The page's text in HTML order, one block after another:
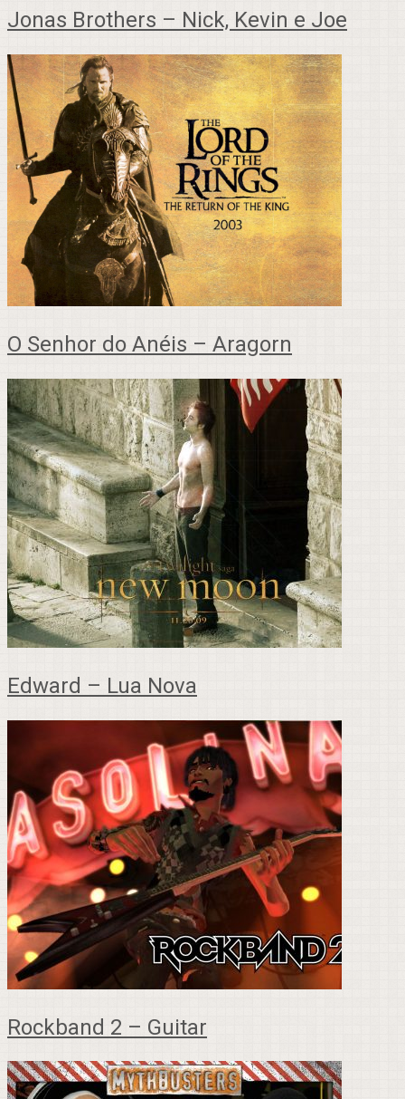
Jonas Brothers – Nick, Kevin e Joe
O Senhor do Anéis – Aragorn
Edward – Lua Nova
Rockband 2 – Guitar